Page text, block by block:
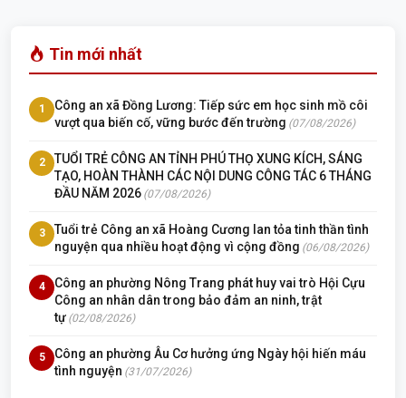
Tin mới nhất
1
Công an xã Đồng Lương: Tiếp sức em học sinh mồ côi
vượt qua biến cố, vững bước đến trường (07/08/2026)
2
TUỔI TRẺ CÔNG AN TỈNH PHÚ THỌ XUNG KÍCH, SÁNG
TẠO, HOÀN THÀNH CÁC NỘI DUNG CÔNG TÁC 6 THÁNG
ĐẦU NĂM 2026 (07/08/2026)
3
Tuổi trẻ Công an xã Hoàng Cương lan tỏa tinh thần tình
nguyện qua nhiều hoạt động vì cộng đồng (06/08/2026)
4
Công an phường Nông Trang phát huy vai trò Hội Cựu
Công an nhân dân trong bảo đảm an ninh, trật
tự (02/08/2026)
5
Công an phường Âu Cơ hưởng ứng Ngày hội hiến máu
tình nguyện (31/07/2026)